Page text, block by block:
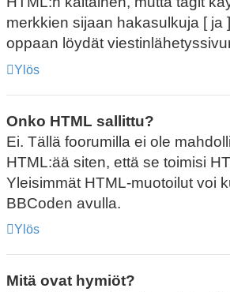
merkkien sijaan hakasulkuja [ ja
oppaan löydät
Ylös
Onko HTML sallittu?
Ei. Tällä foorumilla ei ole
HTML:ää siten, että se toimisi
Yleisimmät HTML-muotoilut voi
BBCoden avulla.
Ylös
Mitä ovat hymiöt?